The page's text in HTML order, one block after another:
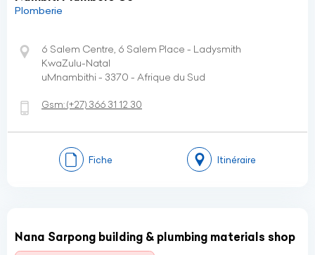
Plomberie
6 Salem Centre, 6 Salem Place - Ladysmith
KwaZulu-Natal
uMnambithi - 3370 - Afrique du Sud
Gsm:(+27) 366 31 12 30
Fiche Itinéraire
Nana Sarpong building & plumbing materials shop